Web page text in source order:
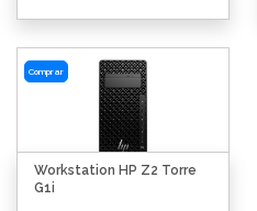
Comprar
Workstation HP Z2 Torre
G1i